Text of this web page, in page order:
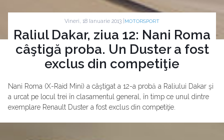
Vineri, 18 Ianuarie 2013 | MOTORSPORT
Raliul Dakar, ziua 12: Nani Roma
câştigă proba. Un Duster a fost
exclus din competiţie
Nani Roma (X-Raid Mini) a câştigat a 12-a probă a Raliului Dakar şi
a urcat pe locul trei în clasamentul general, în timp ce unul dintre
exemplare Renault Duster a fost exclus din competiţie.